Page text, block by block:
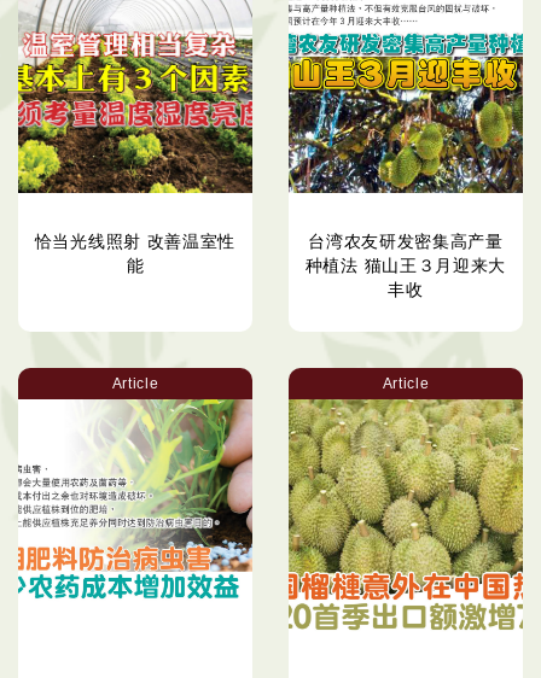
恰当光线照射 改善温室性
能
台湾农友研发密集高产量
种植法 猫山王３月迎来大
丰收
Article Article